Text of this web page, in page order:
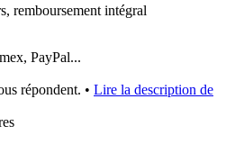
remboursement intégral
PayPal...
répondent. • Lire la description de